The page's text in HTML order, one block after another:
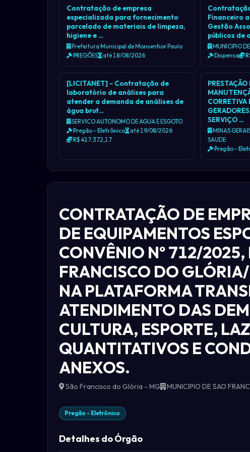
Contratação de empresa
especializada para fornecimento
parcelado de materiais de limpeza,
higiene e …
Prefeitura Municipal de Monsenhor Paulo
PREGÕES até 18/08/2026
Financeiro
Gestão
públicos de
MUNICIPIO
Dispensa
[LICITANET] - Contratação de
laboratório de análises para
atender a demanda de análises de
água brut…
SERVICO AUTONOMO DE AGUA E ESGOTO
Pregão - Eletrônico até 19/08/2026
R$ 417.372,17
PRESTAÇÃO
CORRETIVA
SERVIÇO …
MINAS
SAUDE
Pregão -
CONTRATAÇÃO DE
DE EQUIPAMENTOS
CONVÊNIO Nº 712/2025,
FRANCISCO DO
NA PLATAFORMA
ATENDIMENTO DAS
CULTURA, ESPORTE,
QUANTITATIVOS E
ANEXOS.
São Francisco do Glória - MG MUNICIPIO DE SAO
Pregão - Eletrônico
Detalhes do Órgão